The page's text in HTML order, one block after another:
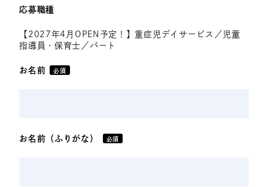
応募職種
【2027年4月OPEN予定！】重症児デイサービス／児童
指導員・保育士／パート
お名前 必須
お名前（ふりがな） 必須